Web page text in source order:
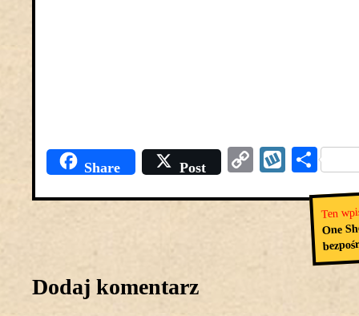
Share Post
Copy
się
Ten
One
Dodaj komentarz